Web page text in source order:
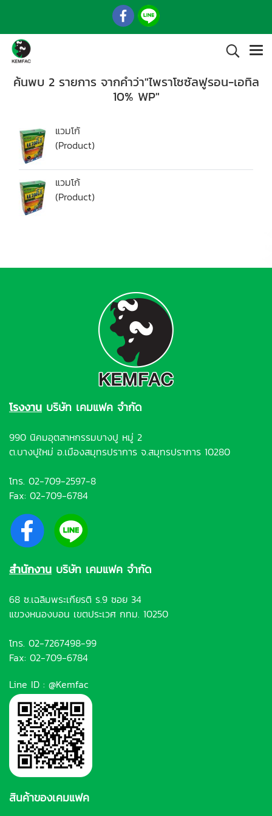
ค้นพบ 2 รายการ จากคำว่า"ไพราโซซัลฟูรอน-เอทิล
10% WP"
แวมโก้
(Product)
แวมโก้
(Product)
โรงงาน บริษัท เคมแฟค จำกัด
990 นิคมอุตสาหกรรมบางปู หมู่ 2
ต.บางปูใหม่ อ.เมืองสมุทรปราการ จ.สมุทรปราการ 10280
โทร. 02-709-2597-8
Fax: 02-709-6784
สำนักงาน บริษัท เคมแฟค จำกัด
68 ซ.เฉลิมพระเกียรติ ร.9 ซอย 34
แขวงหนองบอน เขตประเวศ กทม. 10250
โทร. 02-7267498-99
Fax: 02-709-6784
Line ID : @Kemfac
สินค้าของเคมแฟค